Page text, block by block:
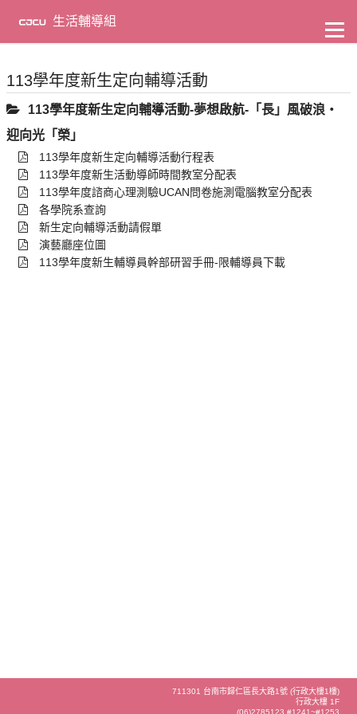
主
容
生活輔導組
113學年度新生定向輔導活動
113學年度新生定向輔導活動-夢想啟航-「長」風破浪‧
迎向光「榮」
113學年度新生定向輔導活動行程表
113學年度新生活動導師時間教室分配表
113學年度諮商心理測驗UCAN問卷施測電腦教室分配表
各學院系查詢
新生定向輔導活動請假單
演藝廳座位圖
113學年度新生輔導員幹部研習手冊-限輔導員下載
711301 台南市歸仁區長大路1號 (行政大樓1樓)
行政大樓 1F